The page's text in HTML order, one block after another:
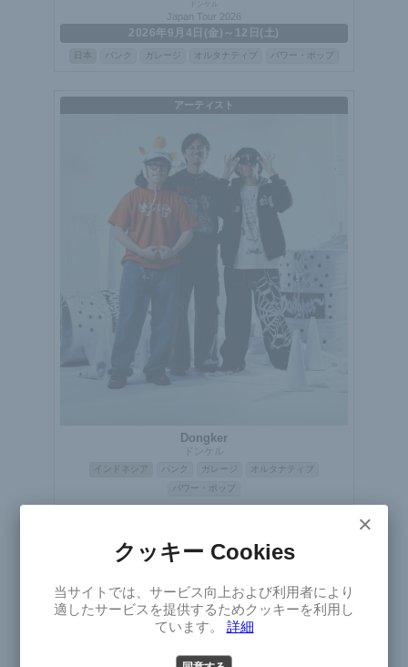
Japan Tour 2026
2026年9月4日(金)～12日(土)
パンク ガレージ オルタナティブ パワー・ポップ
アーティスト
Dongker
ドンケル
インドネシア パンク ガレージ
オルタナティブ
パワー・ポップ
×
Select
Version
×
クッキー Cookies
当サイトでは、サービス向上および利用者により
適したサービスを提供するためクッキーを利用し
ています。 詳細